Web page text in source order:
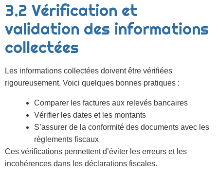
3.2 Vérification et
validation des informations
collectées
Les informations collectées doivent être vérifiées
rigoureusement. Voici quelques bonnes pratiques :
Comparer les factures aux relevés bancaires
Vérifier les dates et les montants
S’assurer de la conformité des documents avec les
règlements fiscaux
Ces vérifications permettent d’éviter les erreurs et les
incohérences dans les déclarations fiscales.